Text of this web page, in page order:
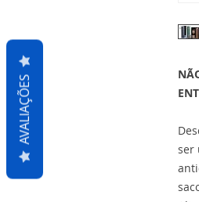
ser
AVALIAÇÕES